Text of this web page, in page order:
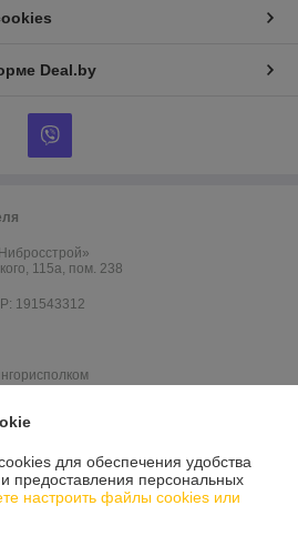
Deal.by
115а, пом. 238
191543312
для обеспечения удобства
предоставления персональных
настроить файлы cookies или